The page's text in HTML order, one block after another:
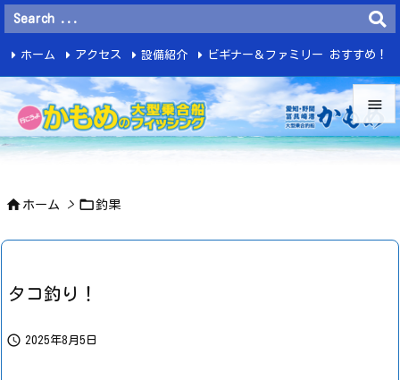


ホーム アクセス 設備紹介 ビギナー＆ファミリー おすすめ！
釣 果
 ホーム > 釣果
タコ釣り！
 2025年8月5日